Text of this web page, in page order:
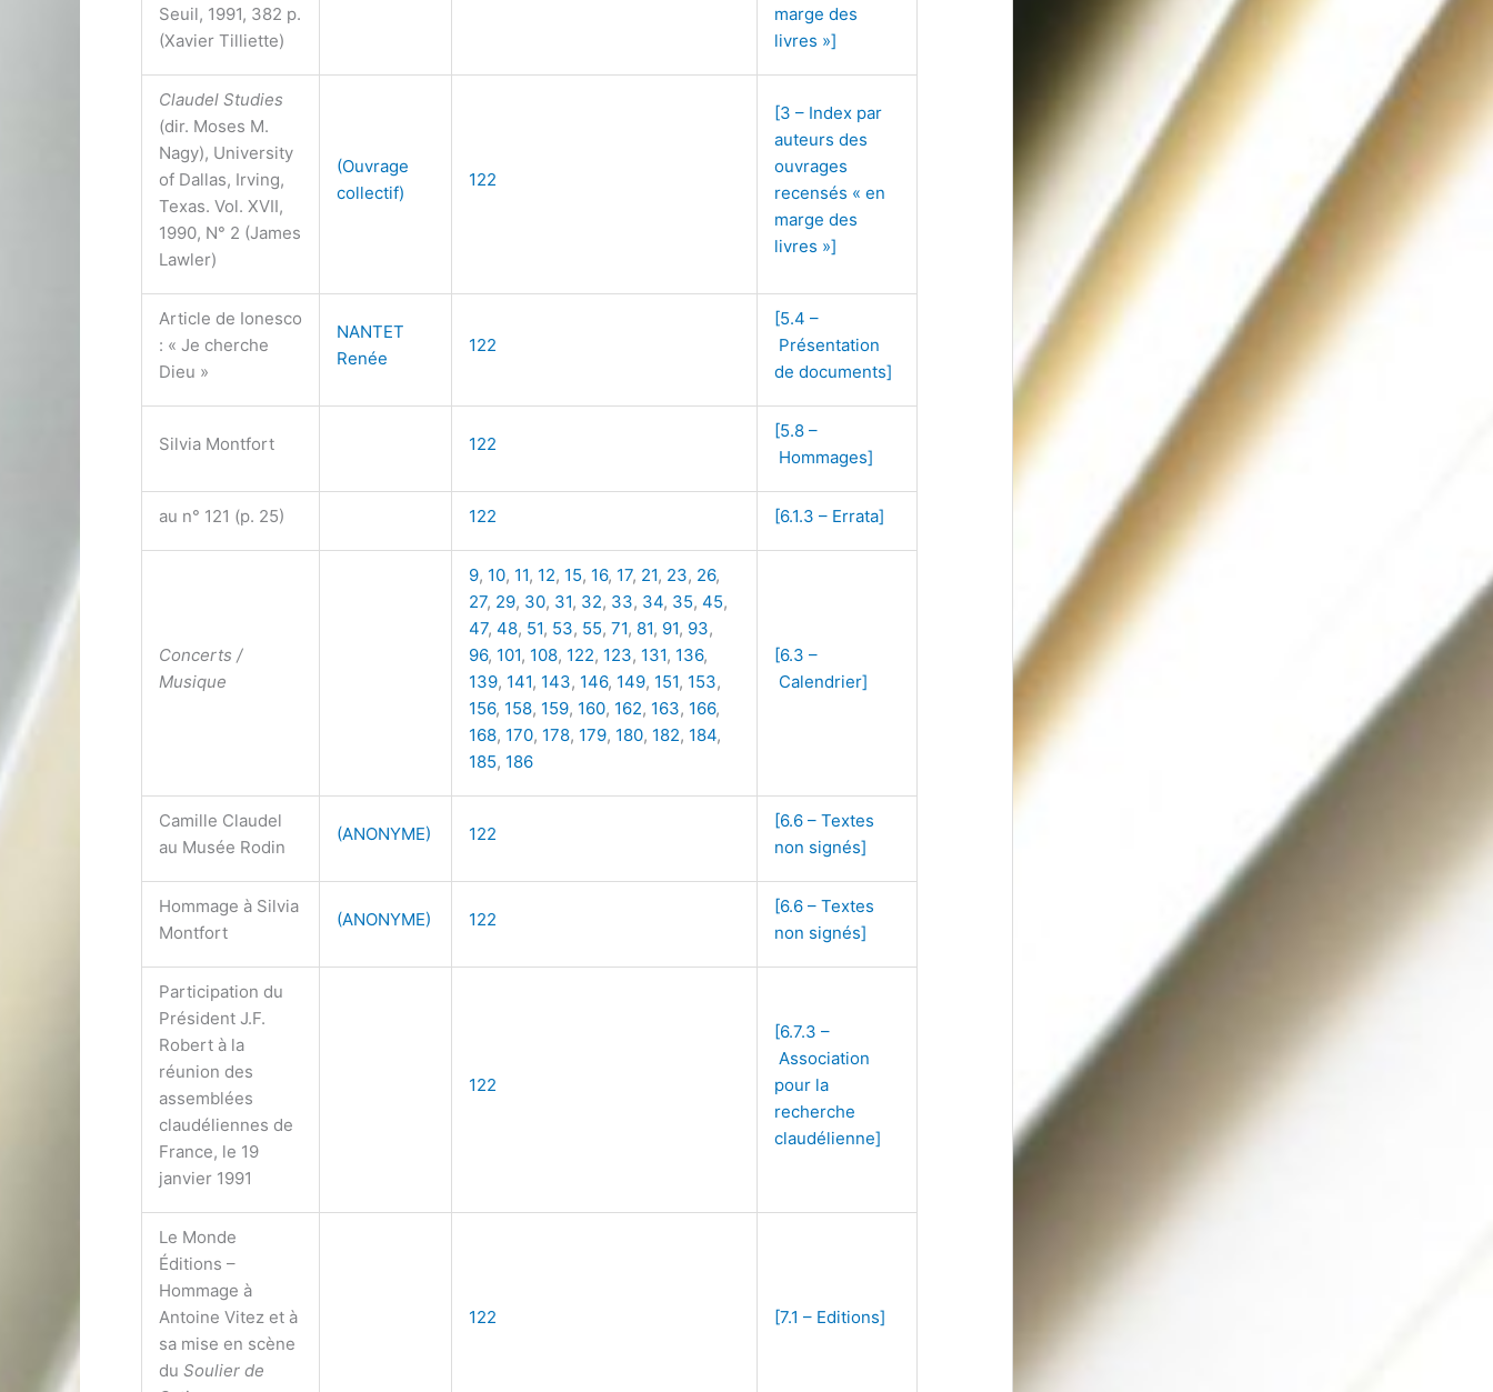
Seuil, 1991, 382 p.
(Xavier Tilliette)
marge des
livres »]
Claudel Studies
(dir. Moses M.
Nagy), University
of Dallas, Irving,
Texas. Vol. XVII,
1990, N° 2 (James
Lawler)
(Ouvrage
collectif)
122
[3 – Index par
auteurs des
ouvrages
recensés « en
marge des
livres »]
Article de Ionesco
: « Je cherche
Dieu »
NANTET
Renée
122
[5.4 –
Présentation
de documents]
Silvia Montfort 122
[5.8 –
Hommages]
au n° 121 (p. 25) 122 [6.1.3 – Errata]
Concerts /
Musique
9, 10, 11, 12, 15, 16, 17, 21, 23, 26,
27, 29, 30, 31, 32, 33, 34, 35, 45,
47, 48, 51, 53, 55, 71, 81, 91, 93,
96, 101, 108, 122, 123, 131, 136,
139, 141, 143, 146, 149, 151, 153,
156, 158, 159, 160, 162, 163, 166,
168, 170, 178, 179, 180, 182, 184,
185, 186
[6.3 –
Calendrier]
Camille Claudel
au Musée Rodin
(ANONYME) 122
[6.6 – Textes
non signés]
Hommage à Silvia
Montfort
(ANONYME) 122
[6.6 – Textes
non signés]
Participation du
Président J.F.
Robert à la
réunion des
assemblées
claudéliennes de
France, le 19
janvier 1991
122
[6.7.3 –
Association
pour la
recherche
claudélienne]
Le Monde
Éditions –
Hommage à
Antoine Vitez et à
sa mise en scène
du Soulier de
122 [7.1 – Editions]